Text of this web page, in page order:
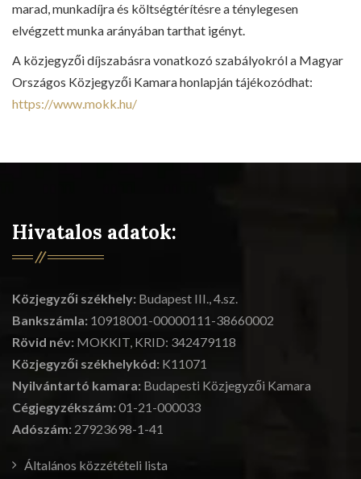
marad, munkadíjra és költségtérítésre a ténylegesen
elvégzett munka arányában tarthat igényt.
A közjegyzői díjszabásra vonatkozó szabályokról a Magyar
Országos Közjegyzői Kamara honlapján tájékozódhat:
https://www.mokk.hu/
Hivatalos adatok:
Közjegyzői székhely: Budapest III., 4.sz.
Bankszámla: 10918001-00000111-38660002
Rövid név: MOKKIT, KRID: 342479118
Közjegyzői székhelykód: K11071
Nyilvántartó kamara: Budapesti Közjegyzői Kamara
Cégjegyzékszám:01-21-000033
Adószám: 27923698-1-41
Általános közzétételi lista